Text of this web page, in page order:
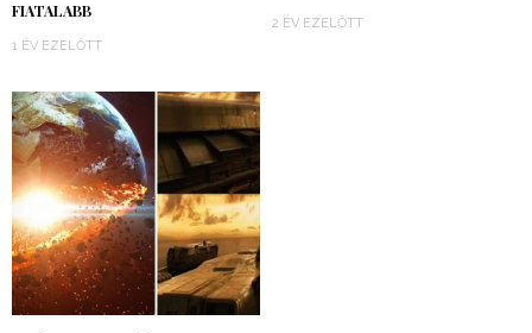
FIATALABB
1 ÉV EZELŐTT
2 ÉV EZELŐTT